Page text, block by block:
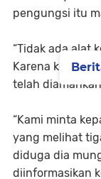
pengungsi itu
“Tidak ada alat
Karena
telah
“Kami minta
yang melihat
diduga dia
diinformasikan